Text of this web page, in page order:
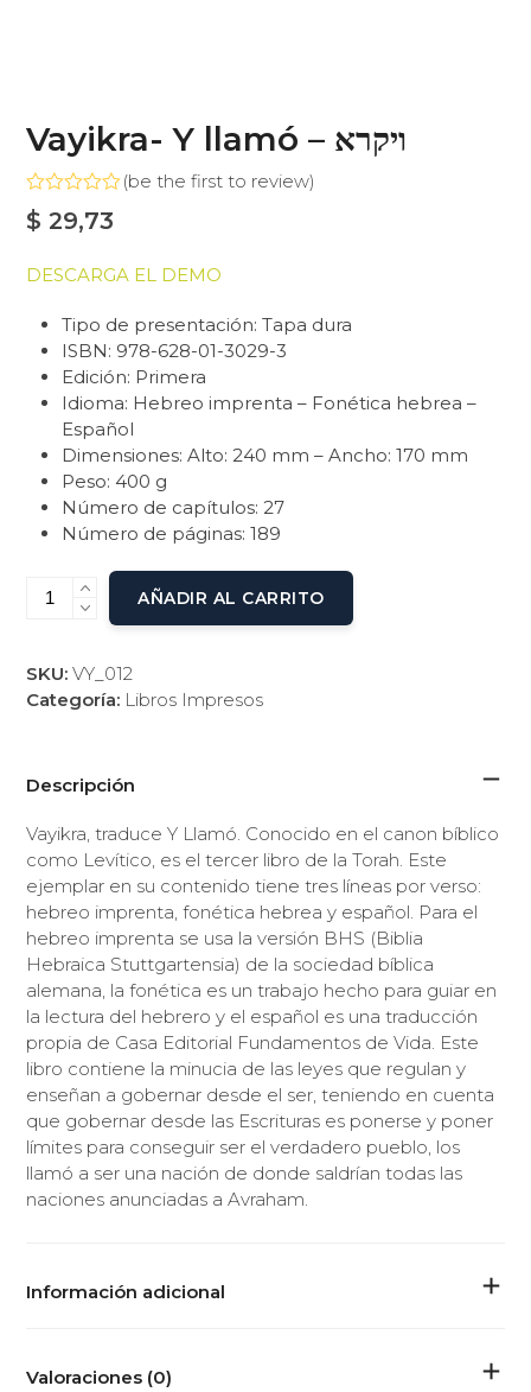
Vayikra- Y llamó – ויקרא
Valorado
con
5
(be the first to review)
$ 29,73
DESCARGA EL DEMO
Tipo de presentación: Tapa dura
ISBN: 978-628-01-3029-3
Edición: Primera
Idioma: Hebreo imprenta – Fonética hebrea –
Español
Dimensiones: Alto: 240 mm – Ancho: 170 mm
Peso: 400 g
Número de capítulos: 27
Número de páginas: 189
AÑADIR AL CARRITO
SKU:VY_012
Categoría: Libros Impresos
Descripción
Vayikra, traduce Y Llamó. Conocido en el canon bíblico
como Levítico, es el tercer libro de la Torah. Este
ejemplar en su contenido tiene tres líneas por verso:
hebreo imprenta, fonética hebrea y español. Para el
hebreo imprenta se usa la versión BHS (Biblia
Hebraica Stuttgartensia) de la sociedad bíblica
alemana, la fonética es un trabajo hecho para guiar en
la lectura del hebrero y el español es una traducción
propia de Casa Editorial Fundamentos de Vida. Este
libro contiene la minucia de las leyes que regulan y
enseñan a gobernar desde el ser, teniendo en cuenta
que gobernar desde las Escrituras es ponerse y poner
límites para conseguir ser el verdadero pueblo, los
llamó a ser una nación de donde saldrían todas las
naciones anunciadas a Avraham.
Información adicional
Valoraciones (0)